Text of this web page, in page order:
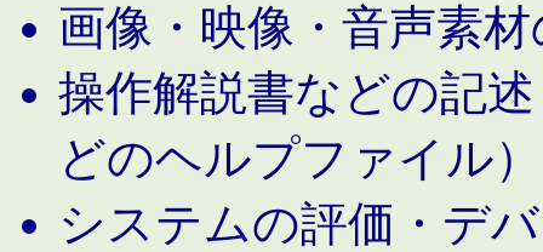
画像・映像・音声素
操作解説書などの記
どのヘルプファイル）
システムの評価・デ